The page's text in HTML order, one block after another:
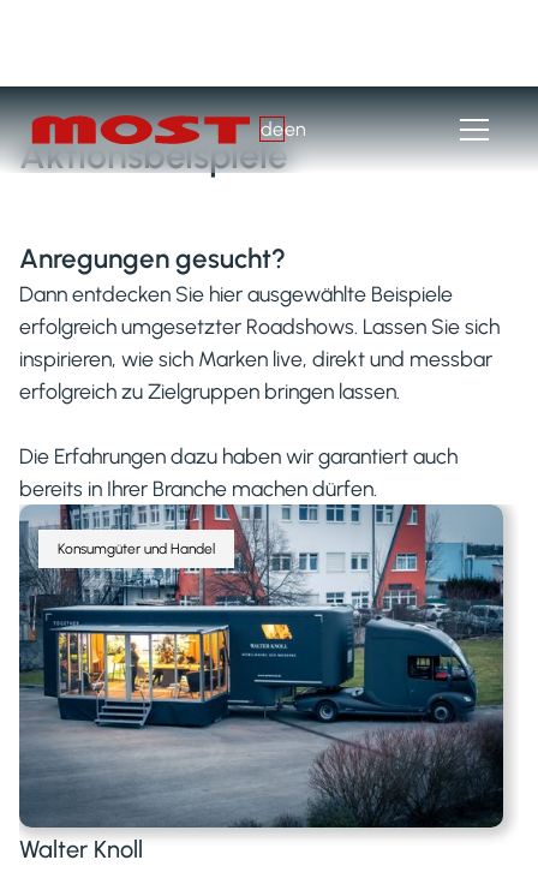
deen
Aktionsbeispiele
Anregungen gesucht?
Dann entdecken Sie hier ausgewählte Beispiele
erfolgreich umgesetzter Roadshows. Lassen Sie sich
inspirieren, wie sich Marken live, direkt und messbar
erfolgreich zu Zielgruppen bringen lassen.
Die Erfahrungen dazu haben wir garantiert auch
bereits in Ihrer Branche machen dürfen.
Walter Knoll
Konsumgüter und Handel